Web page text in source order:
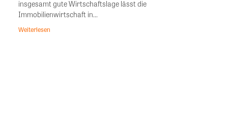
insgesamt gute Wirtschaftslage lässt die
Immobilienwirtschaft in...
Weiterlesen